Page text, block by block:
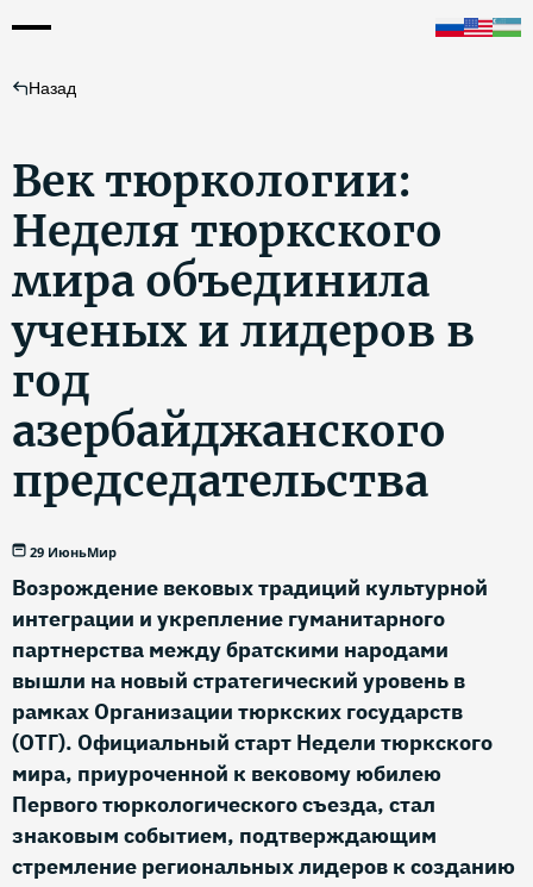
Назад
Век тюркологии:
Неделя тюркского
мира объединила
ученых и лидеров в
год
азербайджанского
председательства
29 ИюньМир
Возрождение вековых традиций культурной
интеграции и укрепление гуманитарного
партнерства между братскими народами
вышли на новый стратегический уровень в
рамках Организации тюркских государств
(ОТГ). Официальный старт Недели тюркского
мира, приуроченной к вековому юбилею
Первого тюркологического съезда, стал
знаковым событием, подтверждающим
стремление региональных лидеров к созданию